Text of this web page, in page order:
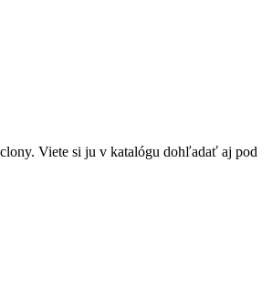
Viete si ju v katalógu dohľadať aj pod